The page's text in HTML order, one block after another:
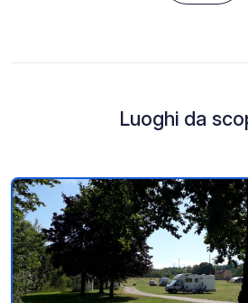
Luoghi da